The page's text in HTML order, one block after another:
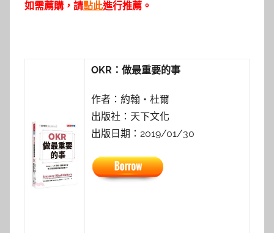
t
如需薦購，請點此進行推薦。
OKR：做最重要的事
作者：約翰‧杜爾
出版社：天下文化
出版日期：2019/01/30